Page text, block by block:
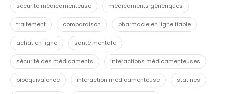
sécurité médicamenteuse médicaments génériques
traitement comparaison pharmacie en ligne fiable
achat en ligne santé mentale
sécurité des médicaments interactions médicamenteuses
bioéquivalence interaction médicamenteuse statines